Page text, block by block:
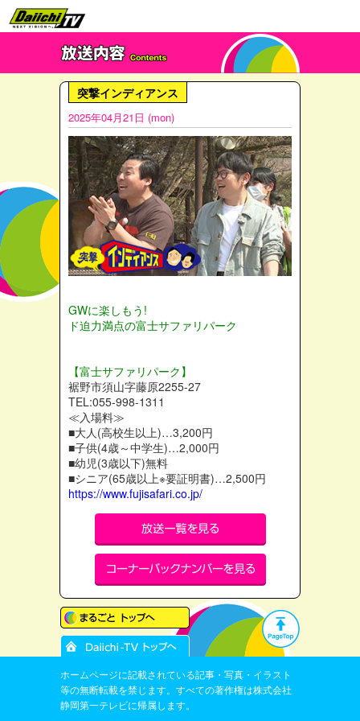
突撃インディアンス
2025年04月21日 (mon)
GWに楽しもう!
ド迫力満点の富士サファリパーク
【富士サファリパーク】
裾野市須山字藤原2255-27
TEL:055-998-1311
≪入場料≫
■大人(高校生以上)…3,200円
■子供(4歳～中学生)…2,000円
■幼児(3歳以下)無料
■シニア(65歳以上※要証明書)…2,500円
https://www.fujisafari.co.jp/
ホームページに記載されている記事・写真・イラスト
等の無断転載を禁じます。すべての著作権は株式会社
静岡第一テレビに帰属します。